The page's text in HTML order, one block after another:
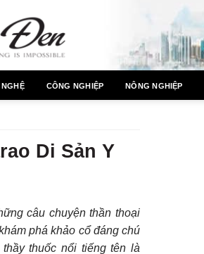
CÔNG NGHIỆP NÔNG NGHIỆP
Di Sản Y
câu chuyện thần thoại
phá khảo cổ đáng chú
thuốc nổi tiếng tên là